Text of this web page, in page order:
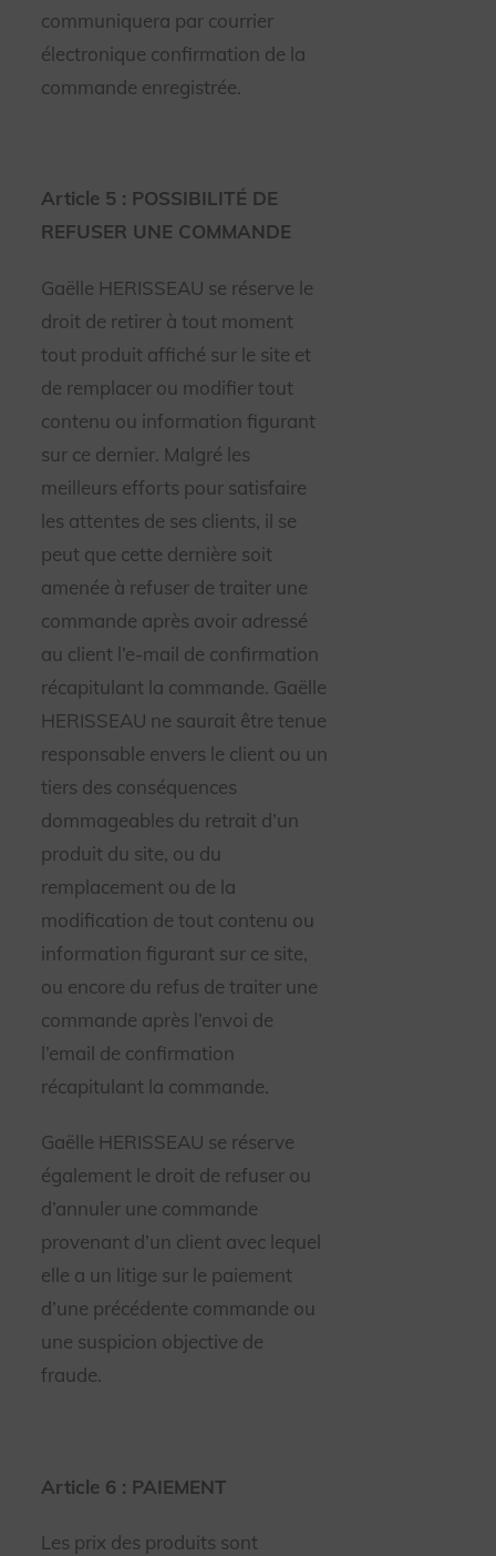
communiquera par courrier
électronique confirmation de la
commande enregistrée.
Article 5 : POSSIBILITÉ DE
REFUSER UNE COMMANDE
Gaëlle HERISSEAU se réserve le
droit de retirer à tout moment
tout produit affiché sur le site et
de remplacer ou modifier tout
contenu ou information figurant
sur ce dernier. Malgré les
meilleurs efforts pour satisfaire
les attentes de ses clients, il se
peut que cette dernière soit
amenée à refuser de traiter une
commande après avoir adressé
au client l’e-mail de confirmation
récapitulant la commande. Gaëlle
HERISSEAU ne saurait être tenue
responsable envers le client ou un
tiers des conséquences
dommageables du retrait d’un
produit du site, ou du
remplacement ou de la
modification de tout contenu ou
information figurant sur ce site,
ou encore du refus de traiter une
commande après l’envoi de
l’email de confirmation
récapitulant la commande.
Gaëlle HERISSEAU se réserve
également le droit de refuser ou
d’annuler une commande
provenant d’un client avec lequel
elle a un litige sur le paiement
d’une précédente commande ou
une suspicion objective de
fraude.
Article 6 : PAIEMENT
Les prix des produits sont